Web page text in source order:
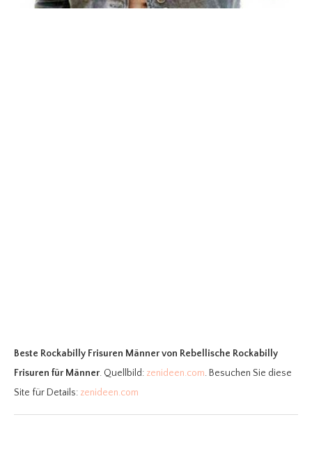
Beste Rockabilly Frisuren Männervon Rebellische Rockabilly
Frisuren für Männer. Quellbild: zenideen.com. Besuchen Sie diese
Site für Details: zenideen.com